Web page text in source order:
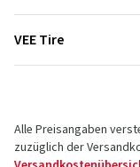
VEE Tire
Alle Preisangaben
zuzüglich der